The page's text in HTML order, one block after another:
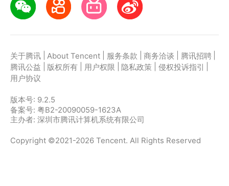
关于腾讯 About Tencent 服务条款 商务洽谈 腾讯招聘
腾讯公益
版权所有 用户权限 隐私政策 侵权投诉指引
用户协议
版本号: 9.2.5
备案号: 粤B2-20090059-1623A
主办者: 深圳市腾讯计算机系统有限公司
Copyright ©2021-2026 Tencent. All Rights Reserved